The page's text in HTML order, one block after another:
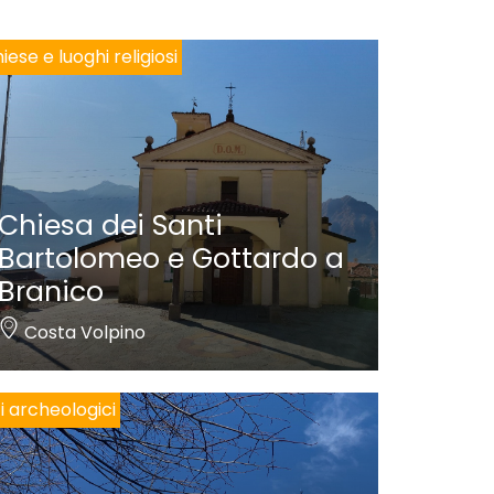
e luoghi religiosi
dei Santi
e Gottardo a
Costa Volpino
archeologici